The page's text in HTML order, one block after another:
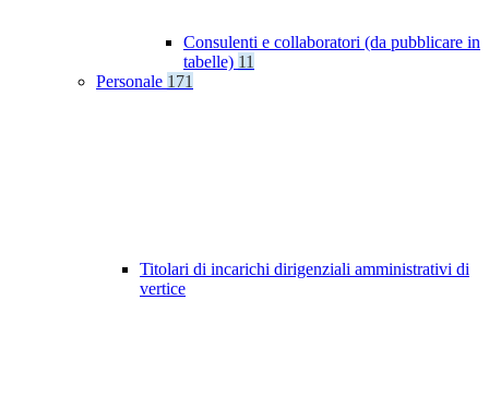
Consulenti e collaboratori (da pubblicare in
tabelle) 11
Personale 171
Titolari di incarichi dirigenziali amministrativi di
vertice